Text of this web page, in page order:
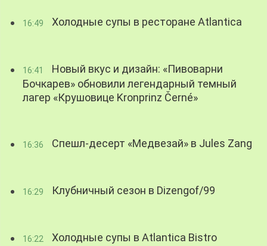
16:49 Холодные супы в ресторане Atlantica
16:41
Новый вкус и дизайн: «Пивоварни
Бочкарев» обновили легендарный темный
лагер «Крушовице Kronprinz Černé»
16:36 Спешл-десерт «Медвезай» в Jules Zang
16:29 Клубничный сезон в Dizengof/99
16:22 Холодные супы в Atlantica Bistro